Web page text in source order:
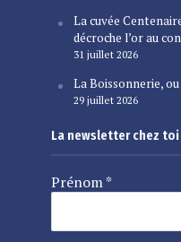
La cuvée
décroche l’or au
31 juillet 2026
La Boissonnerie,
29 juillet 2026
La newsletter chez toi
Prénom*